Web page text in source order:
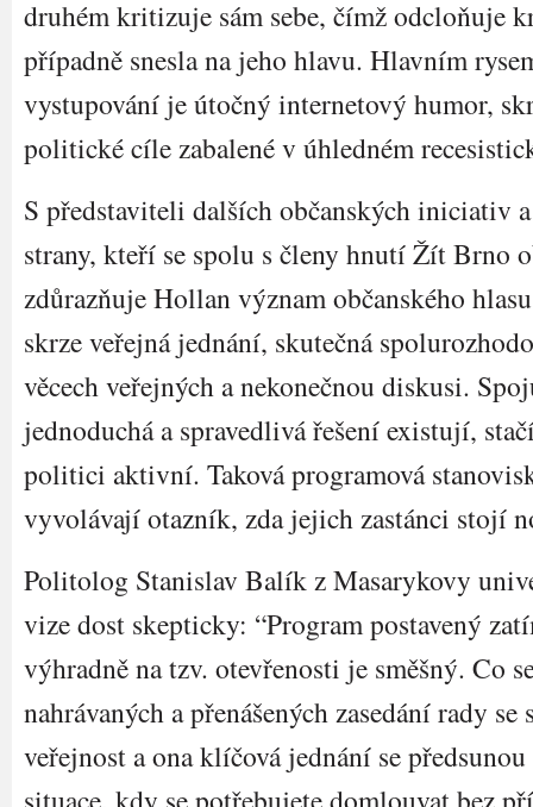
druhém kritizuje sám sebe, čímž odcloňuje
případně snesla na jeho hlavu. Hlavním
vystupování je útočný internetový humor,
politické cíle zabalené v úhledném
S představiteli dalších občanských iniciativ
strany, kteří se spolu s členy hnutí Žít Brno
zdůrazňuje Hollan význam občanského
skrze veřejná jednání, skutečná
věcech veřejných a nekonečnou diskusi.
jednoduchá a spravedlivá řešení existují,
politici aktivní. Taková programová
vyvolávají otazník, zda jejich zastánci stojí
Politolog Stanislav Balík z Masarykovy
vize dost skepticky: “Program postavený
výhradně na tzv. otevřenosti je směšný. Co
nahrávaných a přenášených zasedání rady
veřejnost a ona klíčová jednání se